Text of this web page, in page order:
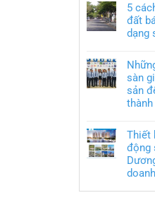
5
đất
dạng
sàn
sản
Thiết
động